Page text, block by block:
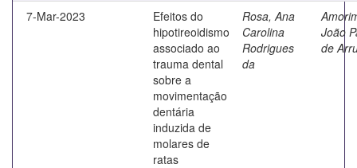
7-Mar-2023
Efeitos do
hipotireoidismo
associado ao
trauma dental
sobre a
movimentação
dentária
induzida de
molares de
ratas
Rosa, Ana
Carolina
Rodrigues
da
João
de